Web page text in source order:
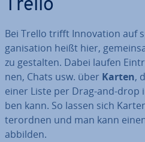
Trello
Bei Trello trifft In­no­va­ti­on auf
ga­ni­sa­ti­on heißt hier,
zu gestalten. Dabei laufen
nen, Chats usw. über Karten,
einer Liste per Drag-and-
ben kann. So lassen sich
ter­ord­nen und man kann
abbilden.